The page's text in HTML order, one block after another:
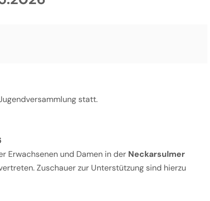
statt.
Erwachsenen und Damen in der Neckarsulmer
Zuschauer zur Unterstützung sind hierzu